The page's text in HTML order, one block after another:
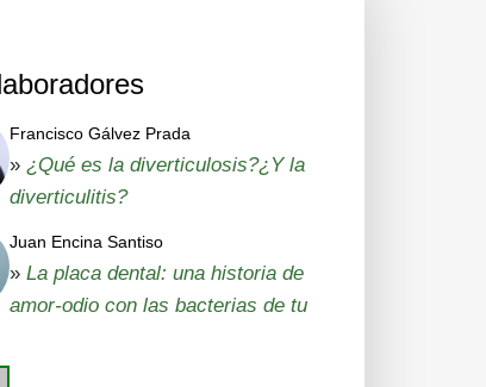
Francisco Gálvez Prada
» ¿Qué es la diverticulosis?¿Y la
diverticulitis?
Juan Encina Santiso
» La placa dental: una historia de
amor-odio con las bacterias de tu